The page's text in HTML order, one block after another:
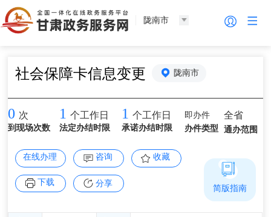
陇南市
社会保障卡信息变更 陇南市
0 次
到现场次数
1 个工作日
法定办结时限
1 个工作日
承诺办结时限
即办件
办件类型
全省
通办范围
在线办理 咨询 收藏
下载 分享 简版指南